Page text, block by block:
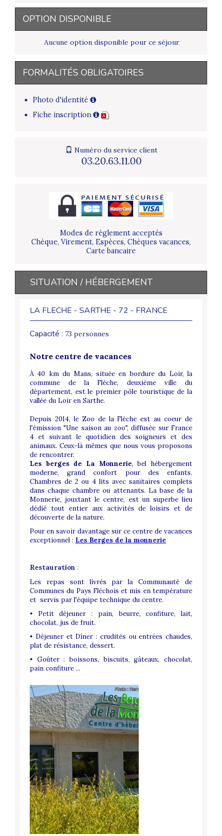
OPTION DISPONIBLE
Aucune option disponible pour ce séjour
FORMALITÉS OBLIGATOIRES
Photo d'identité
Fiche inscription
Numéro du service client
03.20.63.11.00
Modes de règlement acceptés
Chèque, Virement, Espèces, Chèques vacances,
Carte bancaire
SITUATION / HÉBERGEMENT
LA FLECHE - SARTHE - 72 - FRANCE
Capacité : 73 personnes
Notre centre de vacances
À 40 km du Mans, située en bordure du Loir, la
commune de la Flèche, deuxième ville du
département, est le premier pôle touristique de la
vallée du Loir en Sarthe.
Depuis 2014, le Zoo de la Flèche est au coeur de
l'émission "Une saison au zoo", diffusée sur France
4 et suivant le quotidien des soigneurs et des
animaux. Ceux-là mêmes que nous vous proposons
de rencontrer.
Les berges de La Monnerie, bel hébergement
moderne, grand confort pour des enfants.
Chambres de 2 ou 4 lits avec sanitaires complets
dans chaque chambre ou attenants. La base de la
Monnerie, jouxtant le centre, est un superbe lieu
dédié tout entier aux activités de loisirs et de
découverte de la nature.
Pour en savoir davantage sur ce centre de vacances
exceptionnel : Les Berges de la monnerie
Restauration :
Les repas sont livrés par la Communauté de
Communes du Pays Fléchois et mis en température
et servis par l'équipe technique du centre.
• Petit déjeuner : pain, beurre, confiture, lait,
chocolat, jus de fruit.
• Déjeuner et Dîner : crudités ou entrées chaudes,
plat de résistance, dessert.
• Goûter : boissons, biscuits, gâteaux, chocolat,
pain confiture ...